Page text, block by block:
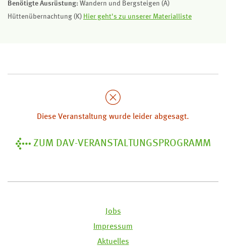
Benötigte Ausrüstung:Wandern und Bergsteigen (A)
Hüttenübernachtung (K) Hier geht's zu unserer Materialliste
Diese Veranstaltung wurde leider abgesagt.
ZUM DAV-VERANSTALTUNGSPROGRAMM
Jobs
Impressum
Aktuelles